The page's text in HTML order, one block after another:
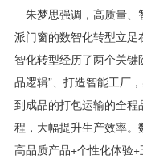
朱梦思强调，高质量、
派门窗的数智化转型立
智化转型经历了两个关
品逻辑”、打造智能工厂
到成品的打包运输的全
程，大幅提升生产效率
高品质产品+个性化体验